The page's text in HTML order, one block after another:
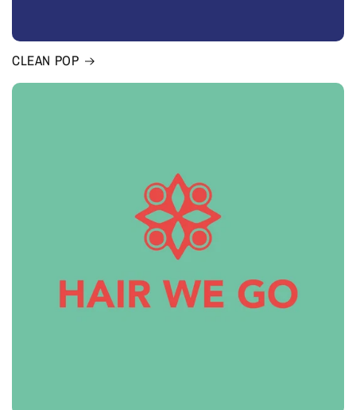
CLEAN POP